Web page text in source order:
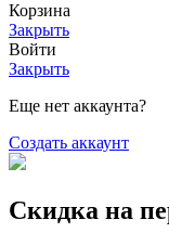
Корзина
Закрыть
Войти
Закрыть
Еще нет аккаунта?
Создать аккаунт
Скидка на